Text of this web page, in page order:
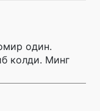
один.
колди. Минг